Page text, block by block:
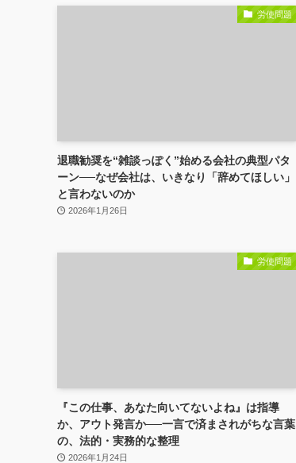
労使問題
退職勧奨を“雑談っぽく”始める会社の典型パタ
ーン──なぜ会社は、いきなり「辞めてほしい」
と言わないのか
2026年1月26日
労使問題
『この仕事、あなた向いてないよね』は指導
か、アウト発言か──一言で済まされがちな言葉
の、法的・実務的な整理
2026年1月24日